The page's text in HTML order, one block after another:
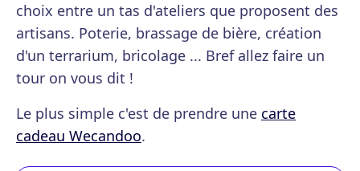
choix entre un tas d'ateliers que proposent des
artisans. Poterie, brassage de bière, création
d'un terrarium, bricolage ... Bref allez faire un
tour on vous dit !
Le plus simple c'est de prendre une carte
cadeau Wecandoo.